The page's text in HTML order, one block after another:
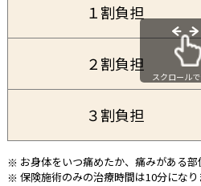
１割負担
２割負担
３割負担
スクロール
お身体をいつ痛めたか、痛みがある部
保険施術のみの治療時間は10分になり